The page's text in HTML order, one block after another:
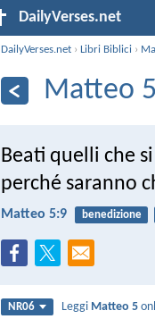
DailyVerses.net
DailyVerses.net ›Libri Biblici ›
Matteo
Beati quelli che
perché saranno
Matteo 5:9 benedizione
NR06 Leggi Matteo 5